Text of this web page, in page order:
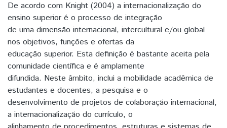
De acordo com Knight (2004) a internacionalização do
ensino superior é o processo de integração
de uma dimensão internacional, intercultural e/ou global
nos objetivos, funções e ofertas da
educação superior. Esta definição é bastante aceita pela
comunidade científica e é amplamente
difundida. Neste âmbito, inclui a mobilidade acadêmica de
estudantes e docentes, a pesquisa e o
desenvolvimento de projetos de colaboração internacional,
a internacionalização do currículo, o